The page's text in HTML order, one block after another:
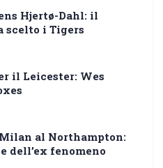
Hjertø-Dahl: il
scelto i Tigers
il Leicester: Wes
al Northampton:
dell’ex fenomeno